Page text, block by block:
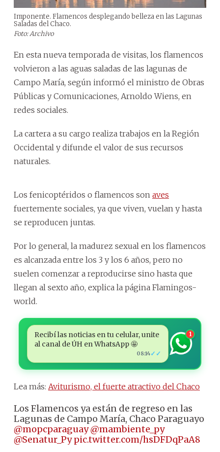
Imponente. Flamencos desplegando belleza en las Lagunas
Saladas del Chaco.
Foto: Archivo
En esta nueva temporada de visitas, los flamencos
volvieron a las aguas saladas de las lagunas de
Campo María, según informó el ministro de Obras
Públicas y Comunicaciones, Arnoldo Wiens, en
redes sociales.
La cartera a su cargo realiza trabajos en la Región
Occidental y difunde el valor de sus recursos
naturales.
Los fenicoptéridos o flamencos son aves
fuertemente sociales, ya que viven, vuelan y hasta
se reproducen juntas.
Por lo general, la madurez sexual en los flamencos
es alcanzada entre los 3 y los 6 años, pero no
suelen comenzar a reproducirse sino hasta que
llegan al sexto año, explica la página Flamingos-
world.
Recibí las noticias en tu celular, unite
al canal de ÚH en WhatsApp 🤩
08:14✓✓
1
Lea más: Aviturismo, el fuerte atractivo del Chaco
Los Flamencos ya están de regreso en las
Lagunas de Campo María, Chaco Paraguayo
@mopcparaguay@mambiente_py
@Senatur_Py pic.twitter.com/hsDFDqPaA8